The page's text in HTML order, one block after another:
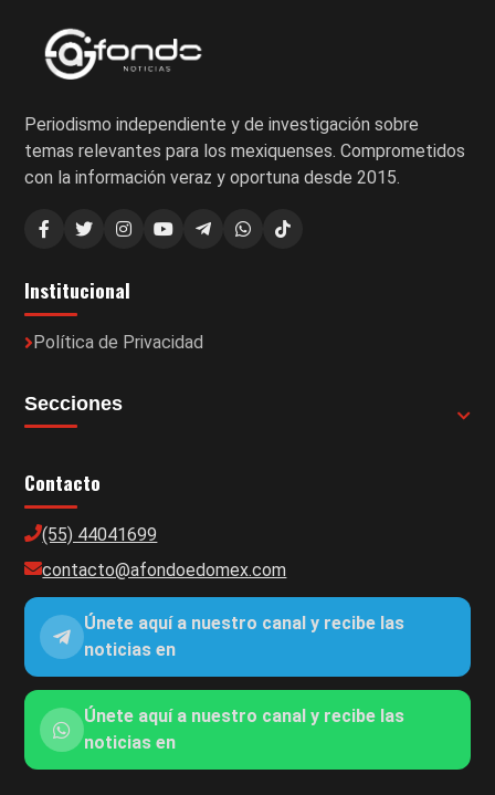
Periodismo independiente y de investigación sobre
temas relevantes para los mexiquenses. Comprometidos
con la información veraz y oportuna desde 2015.
Institucional
Política de Privacidad
Secciones
Contacto
(55) 44041699
contacto@afondoedomex.com
Únete aquí a nuestro canal y recibe las
noticias en
Únete aquí a nuestro canal y recibe las
noticias en